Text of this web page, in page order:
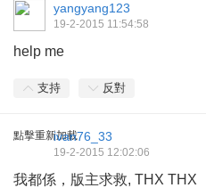
yangyang123
19-2-2015 11:54:58
help me
支持 反對
點擊重新加載ivan76_33
19-2-2015 12:02:06
我都係，版主求救, THX THX